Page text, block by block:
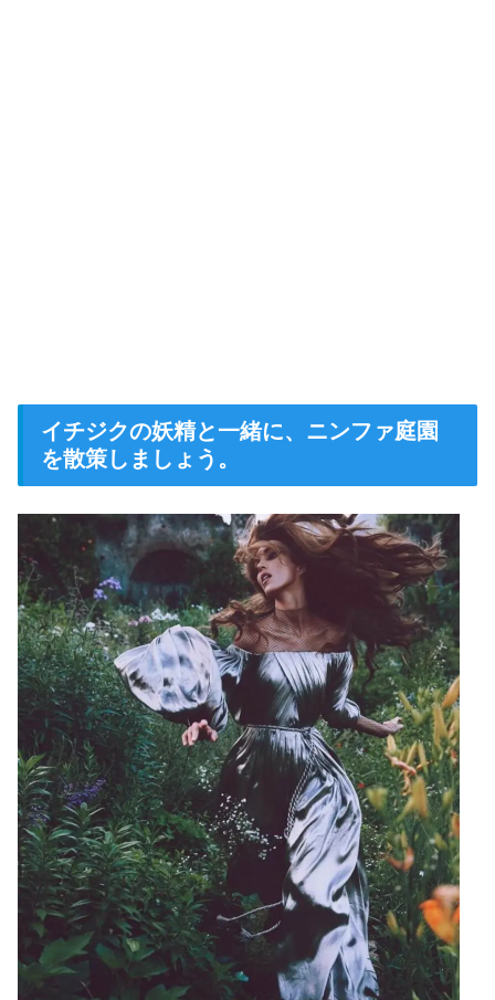
イチジクの妖精と一緒に、ニンファ庭園
を散策しましょう。